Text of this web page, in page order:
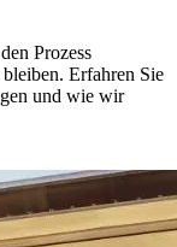
Prozess
Erfahren Sie
und wie wir